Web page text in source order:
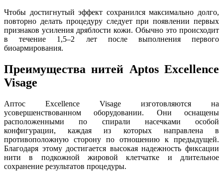
Чтобы достигнутый эффект сохранился максимально долго,
повторно делать процедуру следует при появлении первых
признаков усиления дряблости кожи. Обычно это происходит
в течение 1,5–2 лет после выполнения первого
биоармирования.
Преимущества нитей Aptos Excellence
Visage
Аптос Excellence Visage изготовляются на
усовершенствованном оборудовании. Они оснащены
расположенными по спирали насечками особой
конфигурации, каждая из которых направлена в
противоположную сторону по отношению к предыдущей.
Благодаря этому достигается высокая надежность фиксации
нити в подкожной жировой клетчатке и длительное
сохранение результатов процедуры.